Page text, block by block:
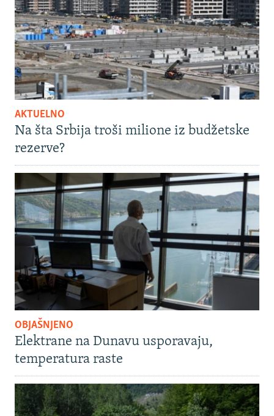
AKTUELNO
Na šta Srbija troši milione iz budžetske
rezerve?
OBJAŠNJENO
Elektrane na Dunavu usporavaju,
temperatura raste